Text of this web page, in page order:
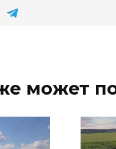
может